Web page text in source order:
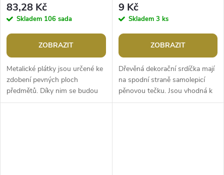
83,28 Kč
Skladem 106 sada
ZOBRAZIT
Metalické plátky jsou určené ke
zdobení pevných ploch
předmětů. Díky nim se budou
ozdobené předměty efektně
9 Kč
Skladem 3 ks
ZOBRAZIT
Dřevěná dekorační srdíčka mají
na spodní straně samolepicí
pěnovou tečku. Jsou vhodná k
výrobě valentýnských i